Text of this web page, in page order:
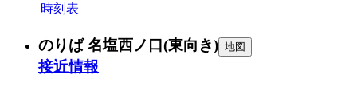
時刻表
のりば 名塩西ノ口(東向き) 地図
接近情報